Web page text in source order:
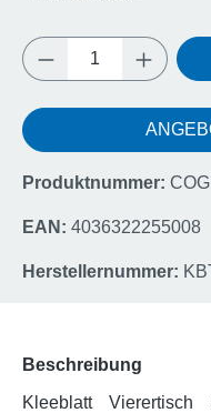
Produkt Anzahl:
Produktnummer:
EAN: 4036322255008
Herstellernummer:
Beschreibung
Kleeblatt Vierertisch